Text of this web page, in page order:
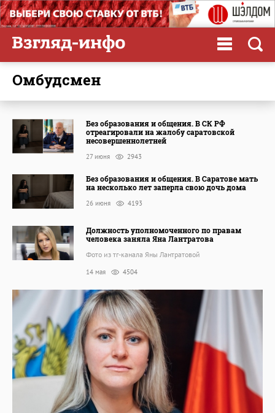
омбудсмен
Без образования и общения. В СК РФ
отреагировали на жалобу саратовской
несовершеннолетней
27 июня 2943
Без образования и общения. В Саратове мать
на несколько лет заперла свою дочь дома
26 июня 4193
Должность уполномоченного по правам
человека заняла Яна Лантратова
Фото из тг-канала Яны Лантратовой
14 мая 4504